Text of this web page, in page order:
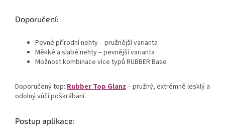
Doporučení:
Pevné přírodní nehty – pružnější varianta
Měkké a slabé nehty – pevnější varianta
Možnost kombinace více typů RUBBER Base
Doporučený top: Rubber Top Glanz – pružný, extrémně lesklý a
odolný vůči poškrábání.
Postup aplikace: